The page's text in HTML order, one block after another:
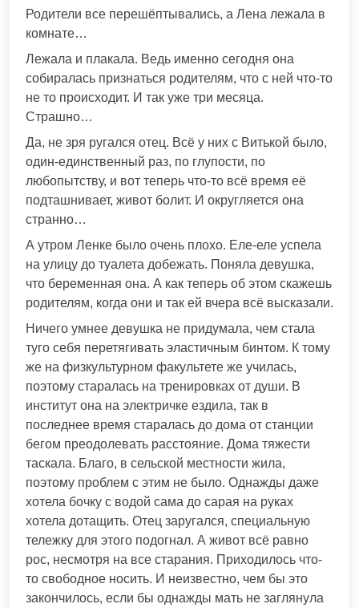
Родители все перешёптывались, а Лена лежала в
комнате…
Лежала и плакала. Ведь именно сегодня она
собиралась признаться родителям, что с ней что-то
не то происходит. И так уже три месяца.
Страшно…
Да, не зря ругался отец. Всё у них с Витькой было,
один-единственный раз, по глупости, по
любопытству, и вот теперь что-то всё время её
подташнивает, живот болит. И округляется она
странно…
А утром Ленке было очень плохо. Еле-еле успела
на улицу до туалета добежать. Поняла девушка,
что беременная она. А как теперь об этом скажешь
родителям, когда они и так ей вчера всё высказали.
Ничего умнее девушка не придумала, чем стала
туго себя перетягивать эластичным бинтом. К тому
же на физкультурном факультете же училась,
поэтому старалась на тренировках от души. В
институт она на электричке ездила, так в
последнее время старалась до дома от станции
бегом преодолевать расстояние. Дома тяжести
таскала. Благо, в сельской местности жила,
поэтому проблем с этим не было. Однажды даже
хотела бочку с водой сама до сарая на руках
хотела дотащить. Отец заругался, специальную
тележку для этого подогнал. А живот всё равно
рос, несмотря на все старания. Приходилось что-
то свободное носить. И неизвестно, чем бы это
закончилось, если бы однажды мать не заглянула